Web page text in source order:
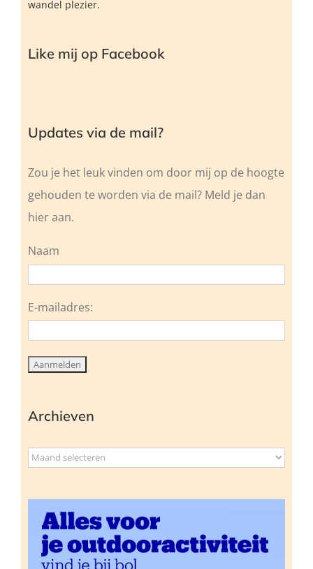
wandel plezier.
Like mij op Facebook
Updates via de mail?
Zou je het leuk vinden om door mij op de hoogte
gehouden te worden via de mail? Meld je dan
hier aan.
Naam
E-mailadres:
Archieven
Archieven